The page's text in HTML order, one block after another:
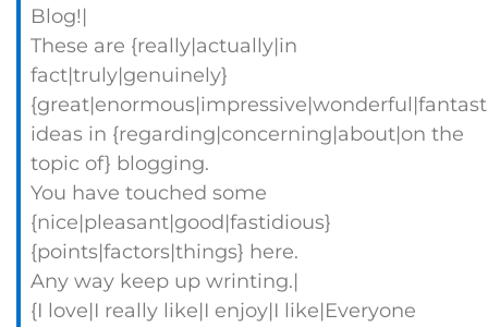
Blog!|
These are {really|actually|in
fact|truly|genuinely}
ideas in {regarding|concerning|about|on the
topic of} blogging.
You have touched some
{nice|pleasant|good|fastidious}
{points|factors|things} here.
Any way keep up wrinting.|
{I love|I really like|I enjoy|I like|Everyone